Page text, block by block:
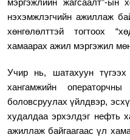
мэргэжлийн жагсаалт”-ын
нэхэмжлэгчийн ажиллаж
хөнгөлөлттэй тогтоох
хамаарах ажил мэргэжил
Учир нь, шатахуун
хангамжийн операторчны
боловсруулах үйлдвэр,
худалдаа эрхэлдэг нефть
ажиллаж байгаагаас үл